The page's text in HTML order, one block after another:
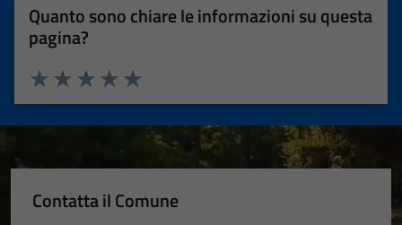
Quanto sono chiare le informazioni su questa
pagina?
Valuta 5 stelle su 5
Valuta 4 stelle su 5
Valuta 3 stelle su 5
Valuta 2 stelle su 5
Valuta 1 stelle su 5
Contatta il Comune